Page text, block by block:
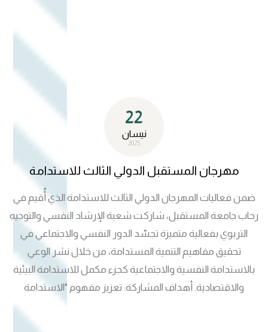
22
نيسان
2025
مهرجان المستقبل الدولي الثالث للاستدامة
ضمن فعاليات المهرجان الدولي الثالث للاستدامة الذي أُقيم في
رحاب جامعة المستقبل، شاركت شعبة الإرشاد النفسي والتوجيه
التربوي بفعالية متميزة تجسّد الدور النفسي والاجتماعي في
تحقيق مفاهيم التنمية المستدامة، من خلال نشر الوعي
بالاستدامة النفسية والاجتماعية كجزء مكمل للاستدامة البيئية
والاقتصادية. أهداف المشاركة: تعزيز مفهوم "الاستدامة
النفسية" كعنصر أساسي في التنمية البشرية. عرض برامج
الشعبة في مجال الدعم النفسي والتربوي. إبراز دور الإرشاد